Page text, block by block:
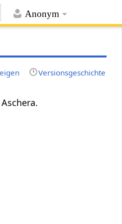
Anonym
Versionsgeschichte